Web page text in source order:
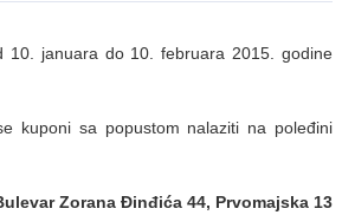
10. januara do 10. februara 2015. godine
kuponi sa popustom nalaziti na poleđini
Zorana Đinđića 44, Prvomajska 13